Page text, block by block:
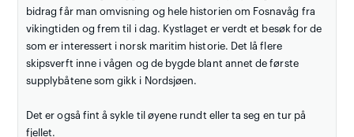
bidrag får man omvisning og hele historien om Fosnavåg fra
vikingtiden og frem til i dag. Kystlaget er verdt et besøk for de
som er interessert i norsk maritim historie. Det lå flere
skipsverft inne i vågen og de bygde blant annet de første
supplybåtene som gikk i Nordsjøen.
Det er også fint å sykle til øyene rundt eller ta seg en tur på
fjellet.